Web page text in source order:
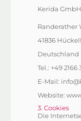
Kerida GmbH
Randerather
41836
Deutschland
Tel.: +49 2166
E-Mail:
Website:
3. Cookies
Die